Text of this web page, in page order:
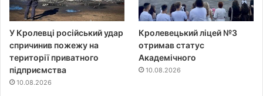
У Кролевці російський удар
спричинив пожежу на
території приватного
підприємства
10.08.2026
Кролевецький ліцей №3
отримав статус
Академічного
10.08.2026